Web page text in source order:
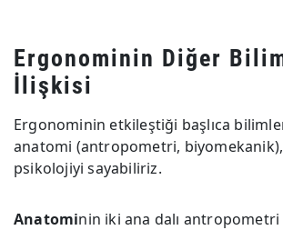
Ergonominin Diğer
İlişkisi
Ergonominin etkileştiği başlıca
anatomi (antropometri,
psikolojiyi sayabiliriz.
Anatominin iki ana dalı